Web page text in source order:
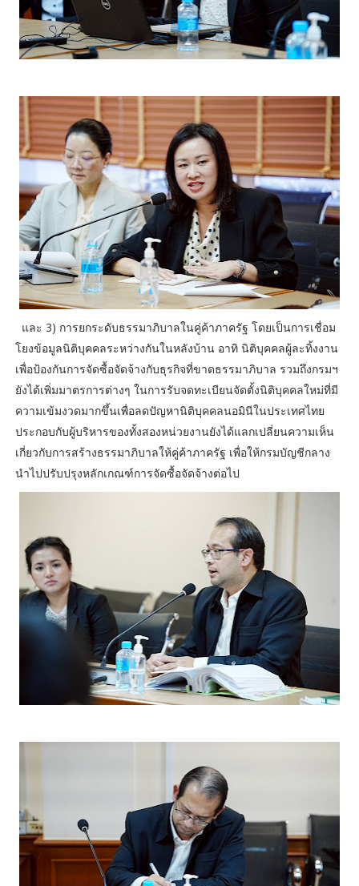
และ 3) การยกระดับธรรมาภิบาลในคู่ค้าภาครัฐ โดยเป็นการเชื่อม
โยงข้อมูลนิติบุคคลระหว่างกันในหลังบ้าน อาทิ นิติบุคคลผู้ละทิ้งงาน
เพื่อป้องกันการจัดซื้อจัดจ้างกับธุรกิจที่ขาดธรรมาภิบาล รวมถึงกรมฯ
ยังได้เพิ่มมาตรการต่างๆ ในการรับจดทะเบียนจัดตั้งนิติบุคคลใหม่ที่มี
ความเข้มงวดมากขึ้นเพื่อลดปัญหานิติบุคคลนอมินีในประเทศไทย
ประกอบกับผู้บริหารของทั้งสองหน่วยงานยังได้แลกเปลี่ยนความเห็น
เกี่ยวกับการสร้างธรรมาภิบาลให้คู่ค้าภาครัฐ เพื่อให้กรมบัญชีกลาง
นำไปปรับปรุงหลักเกณฑ์การจัดซื้อจัดจ้างต่อไป